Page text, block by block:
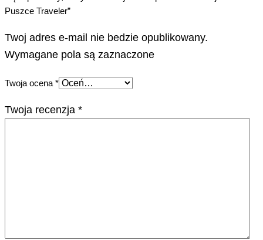
Puszce Traveler”
Twoj adres e-mail nie bedzie opublikowany.
Wymagane pola są zaznaczone
Twoja ocena *
Twoja recenzja *